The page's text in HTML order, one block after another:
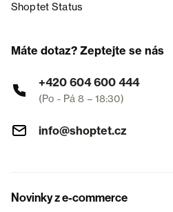
Shoptet Status
Máte dotaz? Zeptejte se nás
+420 604 600 444
(Po - Pá 8 – 18:30)
info@shoptet.cz
Novinky z e-commerce